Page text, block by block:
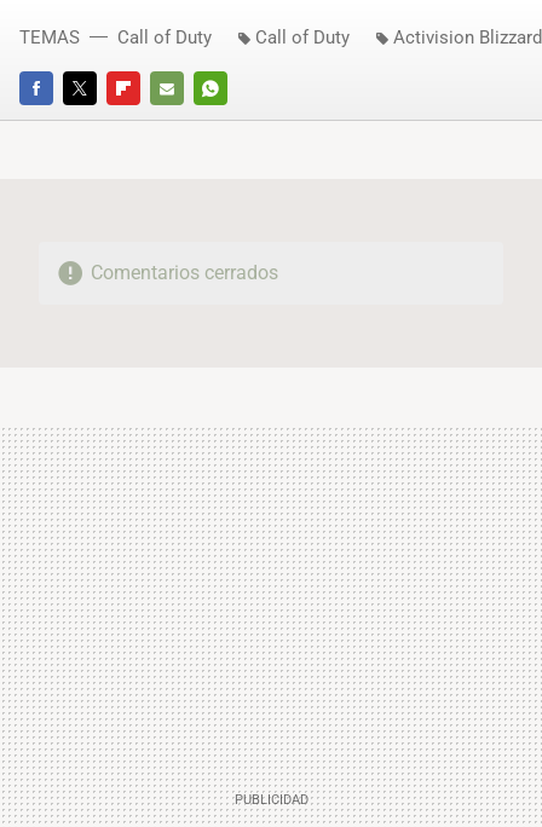
FACEBOOKTWITTERFLIPBOARD
E-
WHATSAPP
TEMAS Call of Duty Call of Duty Activision Blizzard
Comentarios cerrados